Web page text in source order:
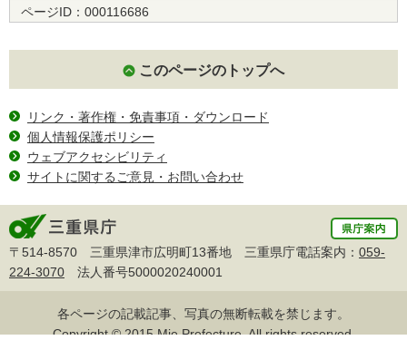
ページID： 000116686
このページのトップへ
リンク・著作権・免責事項・ダウンロード
個人情報保護ポリシー
ウェブアクセシビリティ
サイトに関するご意見・お問い合わせ
〒514-8570 三重県津市広明町13番地 三重県庁電話案内： 059-
224-3070 法人番号5000020240001
各ページの記載記事、写真の無断転載を禁じます。
Copyright © 2015 Mie Prefecture, All rights reserved.